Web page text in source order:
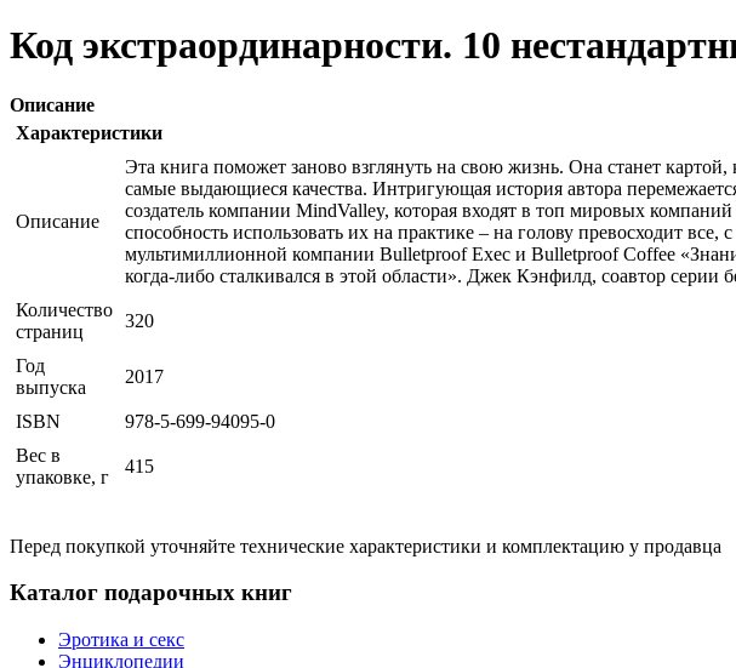
Код экстраординарности. 10
Описание
Характеристики
Описание
Эта книга поможет заново взглянуть на свою жизнь. Она станет
самые выдающиеся качества. Интригующая история автора
создатель компании MindValley, которая входят в топ мировых
способность использовать их на практике – на голову превосходит
мультимиллионной компании Bulletproof Exec и Bulletproof Coffee
когда-либо сталкивался в этой области». Джек Кэнфилд, соавтор серии
Количество
страниц
320
Год
выпуска
2017
ISBN
978-5-699-94095-0
Вес в
упаковке, г
415
Перед покупкой уточняйте технические характеристики и комплектацию у продавца
Каталог подарочных книг
Эротика и секс
Энциклопедии